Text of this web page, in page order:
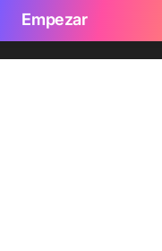
Empezar